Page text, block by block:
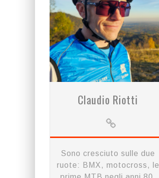
Claudio Riotti
Sono cresciuto sulle due
ruote: BMX, motocross, le